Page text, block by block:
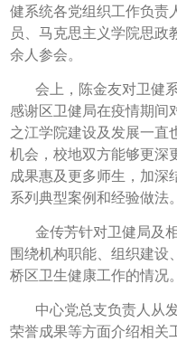
健系统各党组织工作负责
员、马克思主义学院思政
余人参会。
会上，陈金友对卫健
感谢区卫健局在疫情期间
之江学院建设及发展一直
机会，校地双方能够更深
成果惠及更多师生，加深
系列典型案例和经验做法。
金传芳针对卫健局及
围绕机构职能、组织建设
桥区卫生健康工作的情况。
中心党总支负责人从
荣誉成果等方面介绍相关